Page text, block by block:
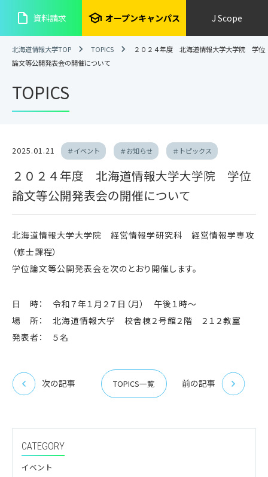
insert_drive_file 資料請求 school オープンキャンパス J Scope
北海道情報大学TOP TOPICS
２０２４年度 北海道情報大学大学院 学位
論文等公開発表会の開催について
TOPICS
2025.01.21 ＃イベント ＃お知らせ ＃トピックス
２０２４年度 北海道情報大学大学院 学位
論文等公開発表会の開催について
北海道情報大学大学院 経営情報学研究科 経営情報学専攻
（修士課程）
学位論文等公開発表会を次のとおり開催します。
日 時： 令和７年１月２７日（月） 午後１時〜
場 所： 北海道情報大学 校舎棟２号館２階 ２１２教室
発表者： ５名
次の記事 TOPICS一覧 前の記事
CATEGORY
イベント